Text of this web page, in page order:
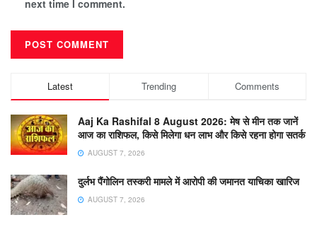
next time I comment.
Latest Trending Comments
Aaj Ka Rashifal 8 August 2026: मेष से मीन तक जानें
आज का राशिफल, किसे मिलेगा धन लाभ और किसे रहना होगा सतर्क
AUGUST 7, 2026
दुर्लभ पैंगोलिन तस्करी मामले में आरोपी की जमानत याचिका खारिज
AUGUST 7, 2026